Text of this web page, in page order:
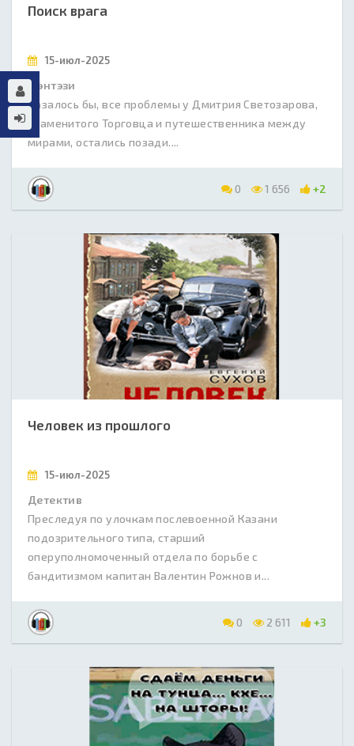
Поиск врага
15-июл-2025
Фэнтэзи
Казалось бы, все проблемы у Дмитрия Светозарова,
знаменитого Торговца и путешественника между
мирами, остались позади....
0 1 656 +2
Человек из прошлого
15-июл-2025
Детектив
Преследуя по улочкам послевоенной Казани
подозрительного типа, старший
оперуполномоченный отдела по борьбе с
бандитизмом капитан Валентин Рожнов и...
0 2 611 +3